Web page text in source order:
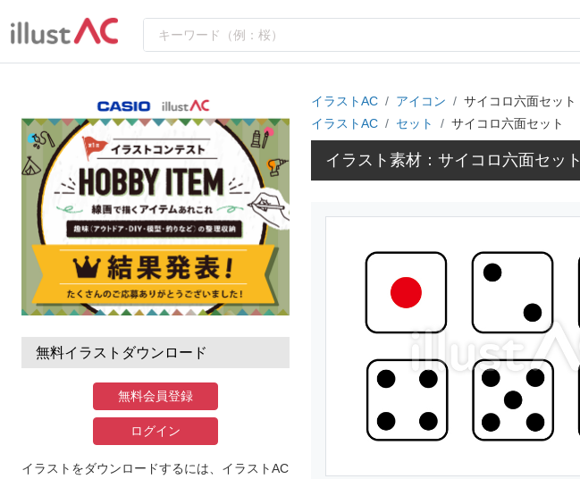
無料イラストダウンロード
無料会員登録
ログイン
イラストをダウンロードするには、イラストAC
イラストAC アイコン
サイコロ六面セット
イラストAC
セット サイコロ六面セット
イラスト素材：サイコロ六面セット